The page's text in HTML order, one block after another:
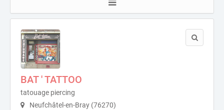
BAT ' TATTOO
tatouage piercing
Neufchâtel-en-Bray (76270)